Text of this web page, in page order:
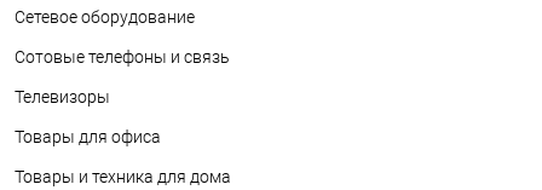
Сетевое оборудование
Сотовые телефоны и связь
Телевизоры
Товары для офиса
Товары и техника для дома